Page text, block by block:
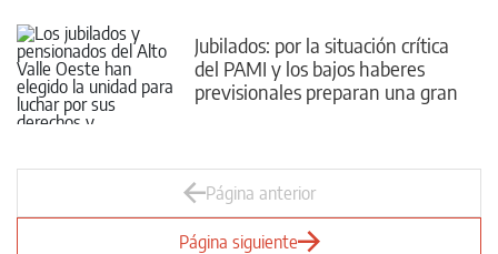
Jubilados: por la situación crítica
del PAMI y los bajos haberes
previsionales preparan una gran
Página anterior
Página siguiente